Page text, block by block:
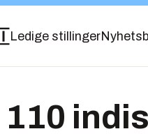
Ledige stillinger
110